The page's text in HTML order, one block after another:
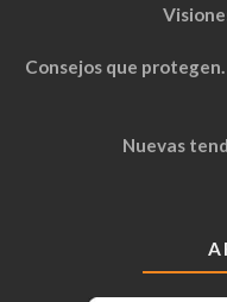
Consejos que
Nuevas